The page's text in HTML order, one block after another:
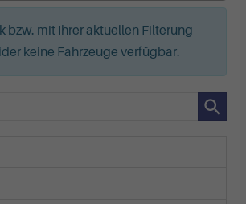
bzw. mit Ihrer aktuellen Filterung
keine Fahrzeuge verfügbar.